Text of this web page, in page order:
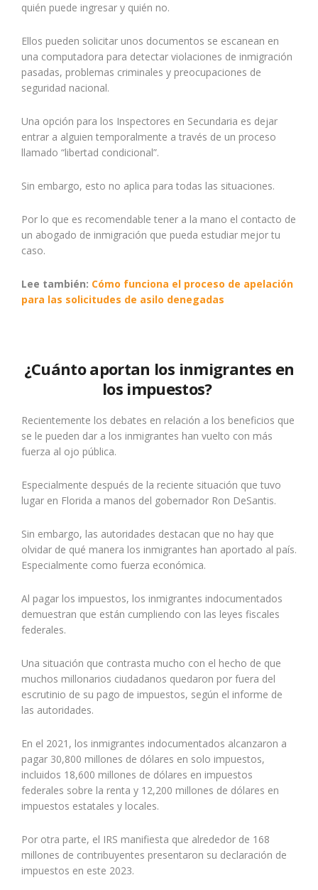
quién puede ingresar y quién no.
Ellos pueden solicitar unos documentos se escanean en
una computadora para detectar violaciones de inmigración
pasadas, problemas criminales y preocupaciones de
seguridad nacional.
Una opción para los Inspectores en Secundaria es dejar
entrar a alguien temporalmente a través de un proceso
llamado “libertad condicional”.
Sin embargo, esto no aplica para todas las situaciones.
Por lo que es recomendable tener a la mano el contacto de
un abogado de inmigración que pueda estudiar mejor tu
caso.
Lee también: Cómo funciona el proceso de apelación
para las solicitudes de asilo denegadas
¿Cuánto aportan los inmigrantes en
los impuestos?
Recientemente los debates en relación a los beneficios que
se le pueden dar a los inmigrantes han vuelto con más
fuerza al ojo pública.
Especialmente después de la reciente situación que tuvo
lugar en Florida a manos del gobernador Ron DeSantis.
Sin embargo, las autoridades destacan que no hay que
olvidar de qué manera los inmigrantes han aportado al país.
Especialmente como fuerza económica.
Al pagar los impuestos, los inmigrantes indocumentados
demuestran que están cumpliendo con las leyes fiscales
federales.
Una situación que contrasta mucho con el hecho de que
muchos millonarios ciudadanos quedaron por fuera del
escrutinio de su pago de impuestos, según el informe de
las autoridades.
En el 2021, los inmigrantes indocumentados alcanzaron a
pagar 30,800 millones de dólares en solo impuestos,
incluidos 18,600 millones de dólares en impuestos
federales sobre la renta y 12,200 millones de dólares en
impuestos estatales y locales.
Por otra parte, el IRS manifiesta que alrededor de 168
millones de contribuyentes presentaron su declaración de
impuestos en este 2023.